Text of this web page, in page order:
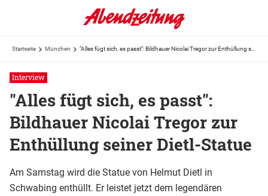
Startseite München
Interview
"Alles fügt sich, es passt":
Bildhauer Nicolai Tregor zur
Enthüllung seiner Dietl-Statue
Am Samstag wird die Statue von Helmut Dietl in
Schwabing enthüllt. Er leistet jetzt dem legendären